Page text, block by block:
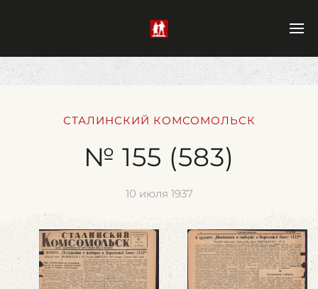
СТАЛИНСКИЙ КОМСОМОЛЬСК
№ 155 (583)
10 июля 1937